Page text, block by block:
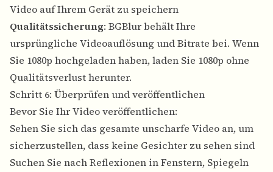
Video auf Ihrem Gerät zu speichern
Qualitätssicherung: BGBlur behält Ihre
ursprüngliche Videoauflösung und Bitrate bei. Wenn
Sie 1080p hochgeladen haben, laden Sie 1080p ohne
Qualitätsverlust herunter.
Schritt 6: Überprüfen und veröffentlichen
Bevor Sie Ihr Video veröffentlichen:
Sehen Sie sich das gesamte unscharfe Video an, um
sicherzustellen, dass keine Gesichter zu sehen sind
Suchen Sie nach Reflexionen in Fenstern, Spiegeln